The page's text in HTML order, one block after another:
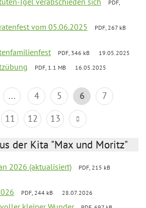
PDF,
vom 05.06.2025
PDF, 267 kB
PDF, 346 kB 19.05.2025
PDF, 1.1 MB 16.05.2025
... 4 5 6
7
11 12 13
der Kita "Max und Moritz"
2026 (aktualisiert)
PDF, 215 kB
PDF, 244 kB 28.07.2026